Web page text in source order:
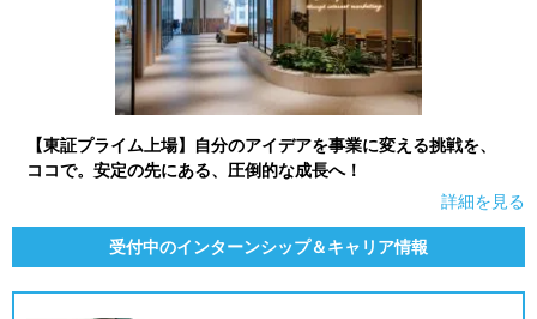
【東証プライム上場】自分のアイデアを事業に変える挑戦を、
ココで。安定の先にある、圧倒的な成長へ！
詳細を見る
受付中のインターンシップ＆キャリア情報